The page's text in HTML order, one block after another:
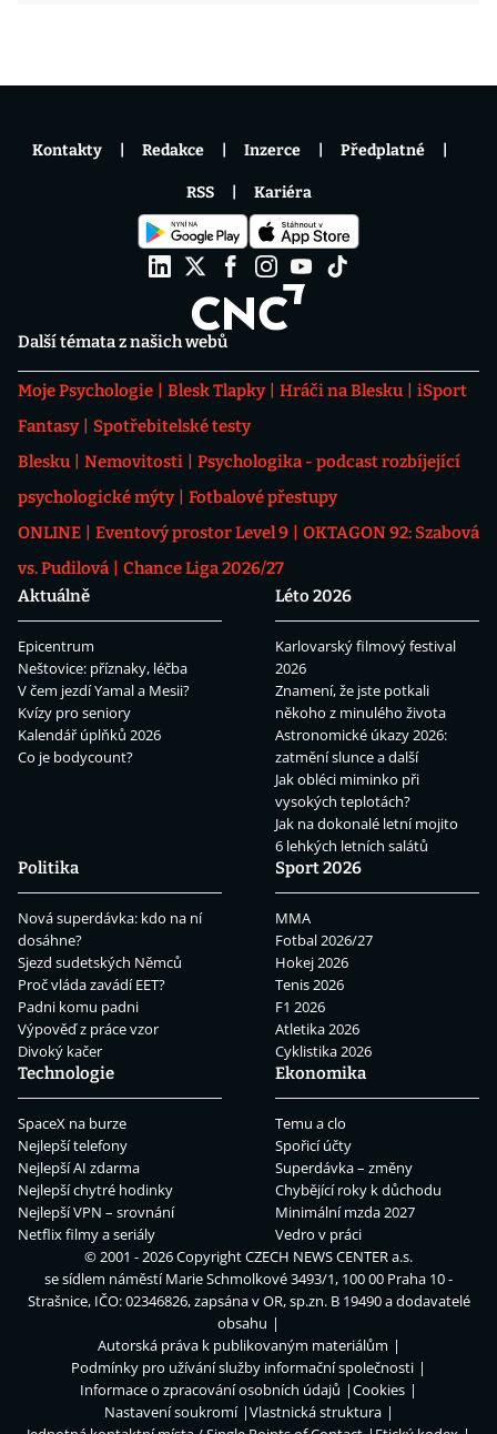
Další témata z našich webů
Moje Psychologie Blesk Tlapky Hráči na Blesku
iSport
Fantasy
Spotřebitelské testy
Blesku
Nemovitosti
Psychologika - podcast rozbíjející
psychologické mýty
Fotbalové přestupy
ONLINE
Eventový prostor Level 9
OKTAGON 92: Szabová
vs. Pudilová
Chance Liga 2026/27
Aktuálně
Epicentrum
Neštovice: příznaky, léčba
V čem jezdí Yamal a Mesii?
Kvízy pro seniory
Kalendář úplňků 2026
Co je bodycount?
Léto 2026
Karlovarský filmový festival
2026
Znamení, že jste potkali
někoho z minulého života
Astronomické úkazy 2026:
zatmění slunce a další
Jak obléci miminko při
vysokých teplotách?
Jak na dokonalé letní mojito
6 lehkých letních salátů
Politika
Nová superdávka: kdo na ní
dosáhne?
Sjezd sudetských Němců
Proč vláda zavádí EET?
Padni komu padni
Výpověď z práce vzor
Divoký kačer
Sport 2026
MMA
Fotbal 2026/27
Hokej 2026
Tenis 2026
F1 2026
Atletika 2026
Cyklistika 2026
Technologie
SpaceX na burze
Nejlepší telefony
Nejlepší AI zdarma
Nejlepší chytré hodinky
Nejlepší VPN – srovnání
Netflix filmy a seriály
Ekonomika
Temu a clo
Spořicí účty
Superdávka – změny
Chybějící roky k důchodu
Minimální mzda 2027
Vedro v práci
Kontakty Redakce Inzerce Předplatné
RSS Kariéra
© 2001 - 2026 CopyrightCZECH NEWS CENTER a.s.
se sídlem náměstí Marie Schmolkové 3493/1, 100 00 Praha 10 -
Strašnice, IČO: 02346826, zapsána v OR, sp.zn. B 19490 a dodavatelé
obsahu
Autorská práva k publikovaným materiálům
Podmínky pro užívání služby informační společnosti
Informace o zpracování osobních údajů
Cookies
Nastavení soukromí
Vlastnická struktura